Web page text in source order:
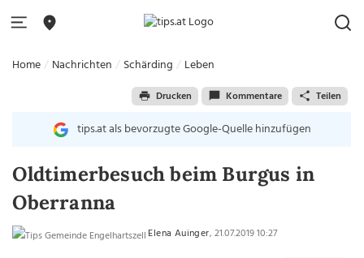
Home Nachrichten Schärding Leben
Drucken Kommentare Teilen
tips.at als bevorzugte Google-Quelle hinzufügen
Oldtimerbesuch beim Burgus in
Oberranna
Elena Auinger, 21.07.2019 10:27